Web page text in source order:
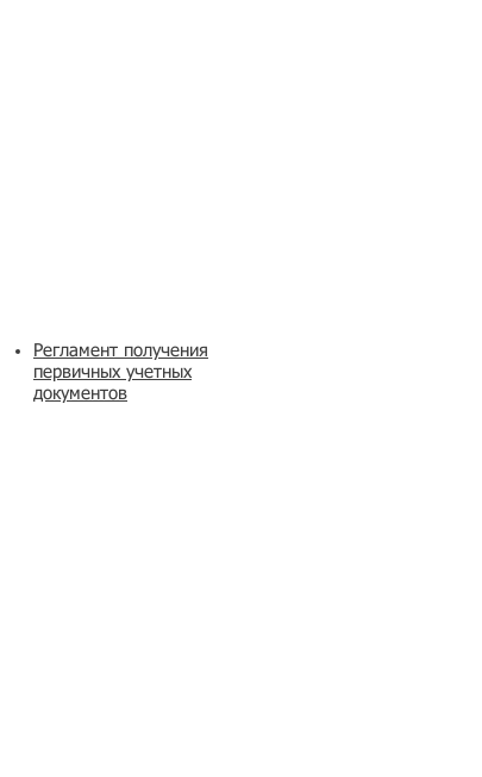
Регламент получения
первичных учетных
документов